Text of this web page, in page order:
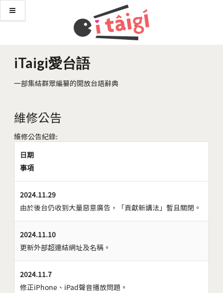
iTaigi愛台語
一部集結群眾編纂的開放台語辭典
維修公告
維修公告紀錄:
日期
事項
2024.11.29
由於後台仍收到大量惡意廣告，「貢獻新講法」暫且關閉。
2024.11.10
更新外部超連結網址及名稱。
2024.11.7
修正iPhone、iPad聲音播放問題。